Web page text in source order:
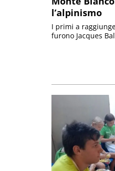
l’alpinismo
I primi a
furono Jacques